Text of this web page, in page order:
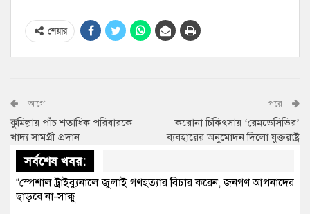
শেয়ার
আগে
কুমিল্লায় পাঁচ শতাধিক পরিবারকে
খাদ্য সামগ্রী প্রদান
পরে
করোনা চিকিৎসায় ‘রেমডেসিভির’
ব্যবহারের অনুমোদন দিলো যুক্তরাষ্ট্র
সর্বশেষ খবর:
“স্পেশাল ট্রাইব্যুনালে জুলাই গণহত্যার বিচার করেন, জনগণ আপনাদের
ছাড়বে না-সাক্কু